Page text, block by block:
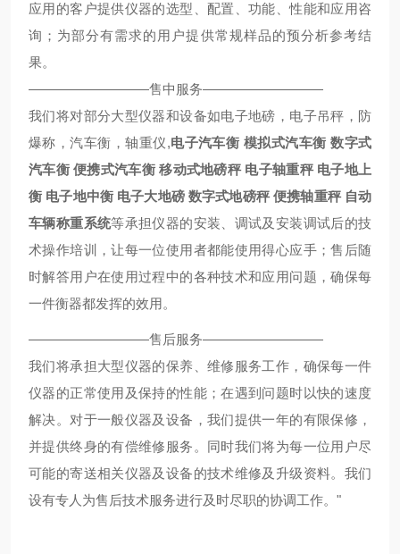
应用的客户提供仪器的选型、配置、功能、性能和应用咨
询；为部分有需求的用户提供常规样品的预分析参考结
果。
—————————售中服务—————————
我们将对部分大型仪器和设备如电子地磅，电子吊秤，防
爆称，汽车衡，轴重仪,电子汽车衡 模拟式汽车衡 数字式
汽车衡 便携式汽车衡 移动式地磅秤 电子轴重秤 电子地上
衡 电子地中衡 电子大地磅 数字式地磅秤 便携轴重秤 自动
车辆称重系统等承担仪器的安装、调试及安装调试后的技
术操作培训，让每一位使用者都能使用得心应手；售后随
时解答用户在使用过程中的各种技术和应用问题，确保每
一件衡器都发挥的效用。
—————————售后服务—————————
我们将承担大型仪器的保养、维修服务工作，确保每一件
仪器的正常使用及保持的性能；在遇到问题时以快的速度
解决。对于一般仪器及设备，我们提供一年的有限保修，
并提供终身的有偿维修服务。同时我们将为每一位用户尽
可能的寄送相关仪器及设备的技术维修及升级资料。我们
设有专人为售后技术服务进行及时尽职的协调工作。"